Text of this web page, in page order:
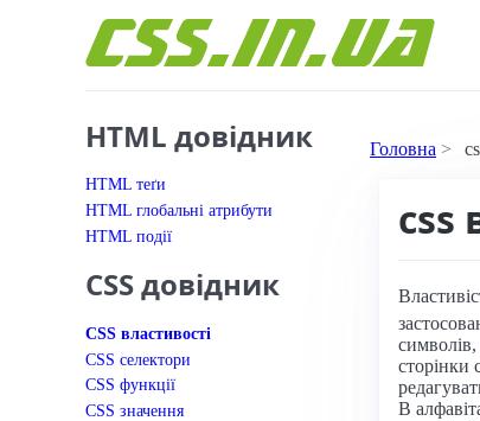
HTML довідник
HTML теґи
HTML глобальні атрибути
HTML події
CSS довідник
CSS властивості
CSS селектори
CSS функції
CSS значення
Головна
css
сторінки
В